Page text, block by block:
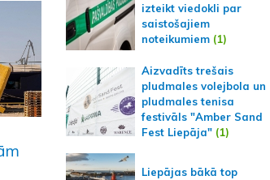
izteikt viedokli par
saistošajiem
noteikumiem (1)
Aizvadīts trešais
pludmales volejbola un
pludmales tenisa
festivāls "Amber Sand
Fest Liepāja" (1)
Liepājas bākā top